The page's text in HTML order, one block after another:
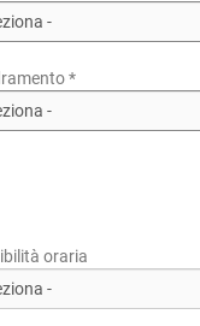
*
oraria